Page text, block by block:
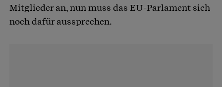
Mitglieder an, nun muss das EU-Parlament sich
noch dafür aussprechen.